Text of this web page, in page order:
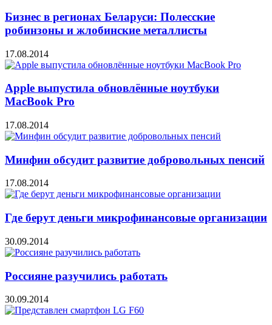
Бизнес в регионах Беларуси: Полесские
робинзоны и жлобинские металлисты
17.08.2014
Apple выпустила обновлённые ноутбуки
MacBook Pro
17.08.2014
Минфин обсудит развитие добровольных пенсий
17.08.2014
Где берут деньги микрофинансовые организации
30.09.2014
Россияне разучились работать
30.09.2014